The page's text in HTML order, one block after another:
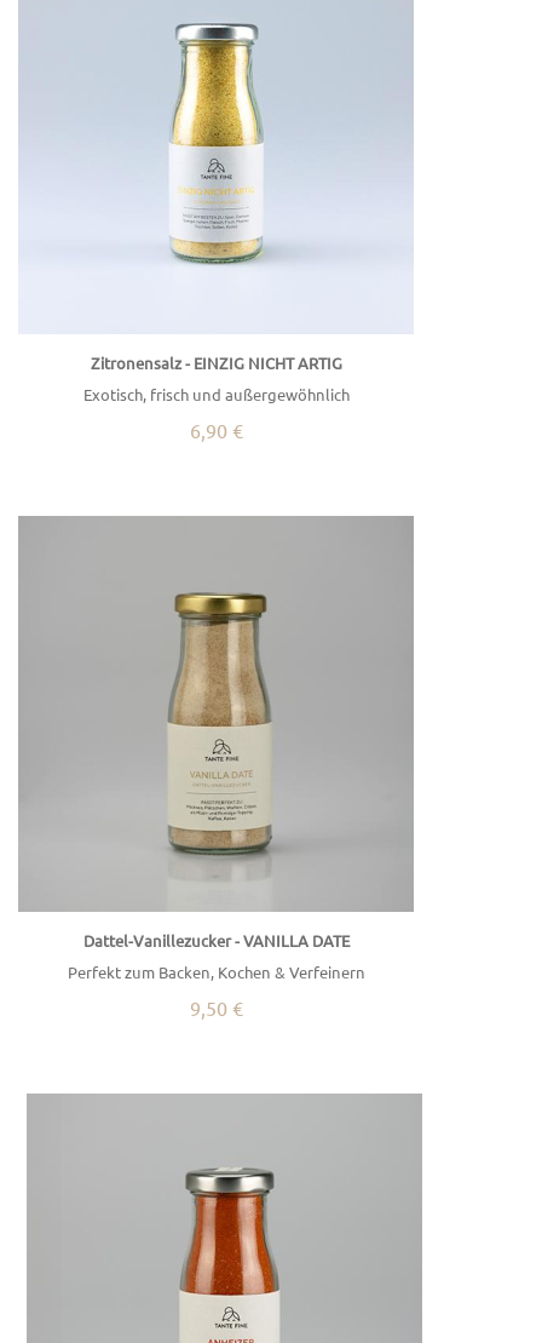
Zitronensalz - EINZIG NICHT ARTIG
Exotisch, frisch und außergewöhnlich
6,90 €
Dattel-Vanillezucker - VANILLA DATE
Perfekt zum Backen, Kochen & Verfeinern
9,50 €